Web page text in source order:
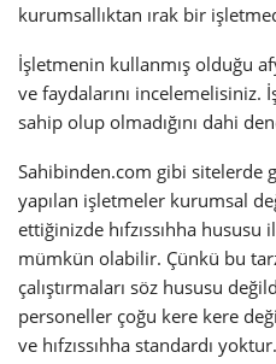
kurumsallıktan ırak bir
İşletmenin kullanmış olduğu
ve faydalarını incelemelisiniz.
sahip olup olmadığını dahi
Sahibinden.com gibi sitelerde
yapılan işletmeler kurumsal
ettiğinizde hıfzıssıhha
mümkün olabilir. Çünkü bu
çalıştırmaları söz hususu
personeller çoğu kere kere
ve hıfzıssıhha standardı yoktur.